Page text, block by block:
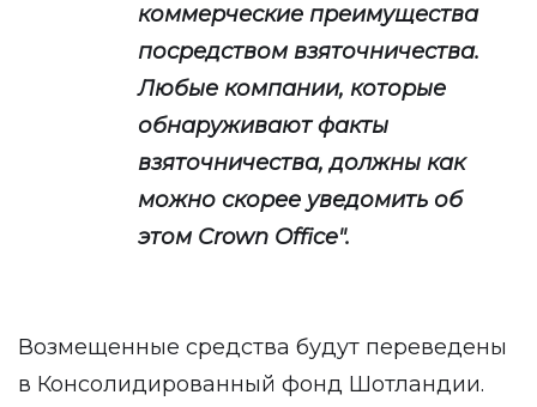
коммерческие преимущества
посредством взяточничества.
Любые компании, которые
обнаруживают факты
взяточничества, должны как
можно скорее уведомить об
этом Crown Office".
Возмещенные средства будут переведены
в Консолидированный фонд Шотландии.